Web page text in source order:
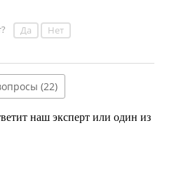
Да Нет
(22)
наш эксперт или один из